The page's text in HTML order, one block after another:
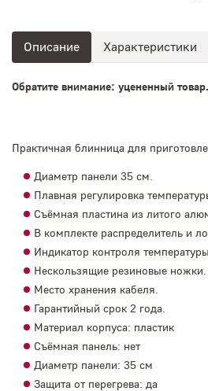
Описание Характеристики
Обратите внимание: уцененный
Практичная блинница для
Диаметр панели 35 см.
Плавная регулировка
Съёмная пластина из литого
В комплекте распределитель и
Индикатор контроля температуры.
Нескользящие резиновые ножки.
Место хранения кабеля.
Гарантийный срок 2 года.
Материал корпуса: пластик
Съёмная панель: нет
Диаметр панели: 35 см
Защита от перегрева: да